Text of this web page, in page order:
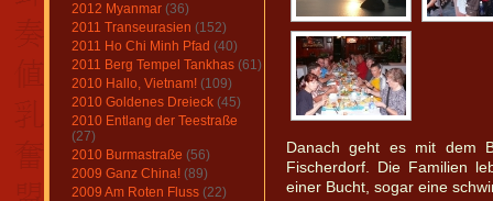
2012 Myanmar (36)
2011 Transeurasien (152)
2011 Ho Chi Minh Pfad (40)
2011 Berg Tempel Tankhas (61)
2010 Hallo, Vietnam! (109)
2010 Goldenes Dreieck (45)
2010 Entlang der Teestraße
(27)
2010 Burmastraße (56)
2009 Ganz China! (89)
2009 Am Roten Fluss (22)
Danach geht es mit dem
Fischerdorf. Die Familien
einer Bucht, sogar eine